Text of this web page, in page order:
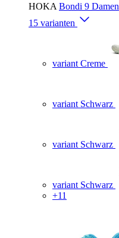
HOKA Bondi 9 Damen
15 varianten
variant Creme
variant Schwarz
variant Schwarz
variant Schwarz
+11